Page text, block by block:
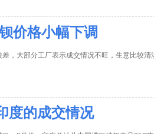
价格小幅下调
，大部分工厂表示成交情况不旺，生意比较
度的成交情况